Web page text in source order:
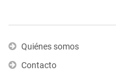
Quiénes somos
Contacto